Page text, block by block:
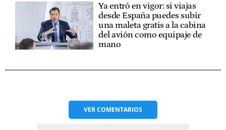
Ya entró en vigor: si viajas
desde España puedes subir
una maleta gratis a la cabina
del avión como equipaje de
mano
VERCOMENTARIOS